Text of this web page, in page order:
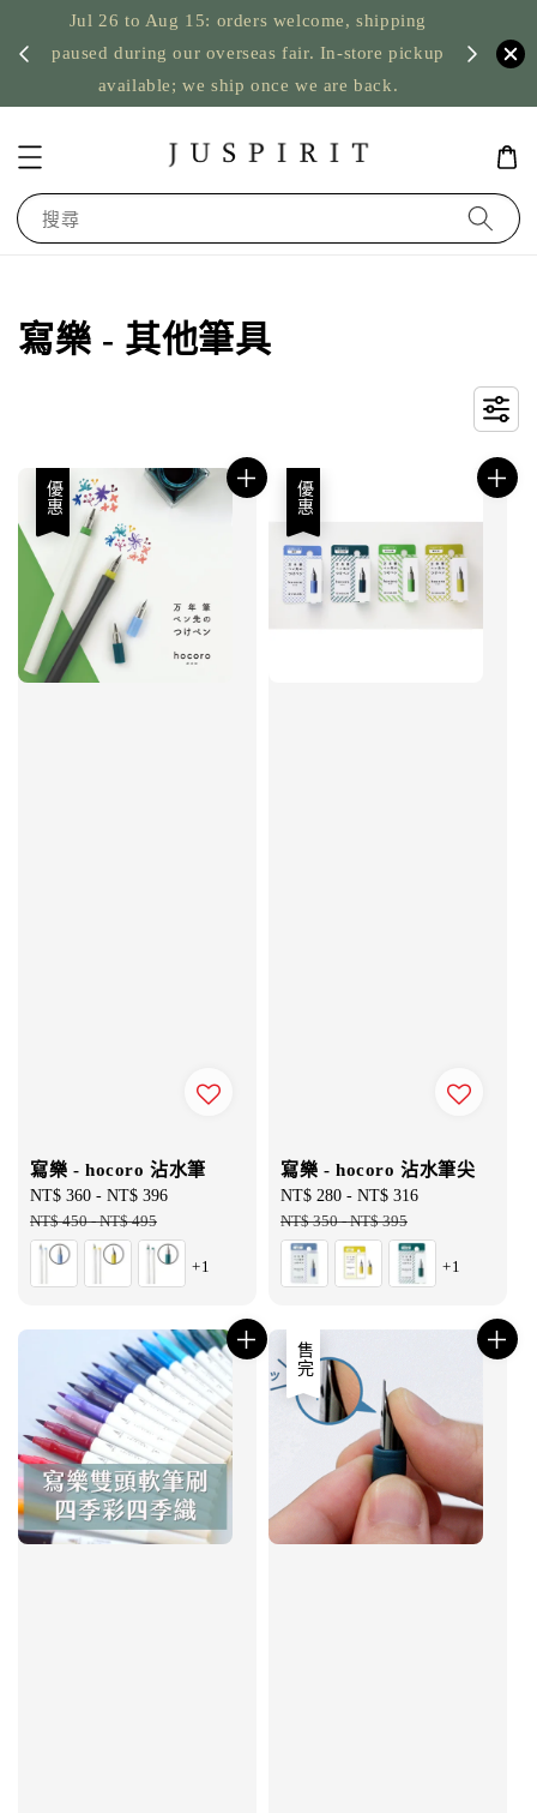
Jul 26 to Aug 15: orders welcome, shipping
paused during our overseas fair. In-store pickup
available; we ship once we are back.
US
搜尋
寫樂 - 其他筆具
優惠
寫樂 - hocoro 沾水筆
Sale
price
NT$ 360 - NT$ 396
NT$ 450-NT$ 495
+1
優惠
寫樂 - hocoro 沾水筆尖
Sale
price
NT$ 280 - NT$ 316
NT$ 350-NT$ 395
+1
售完